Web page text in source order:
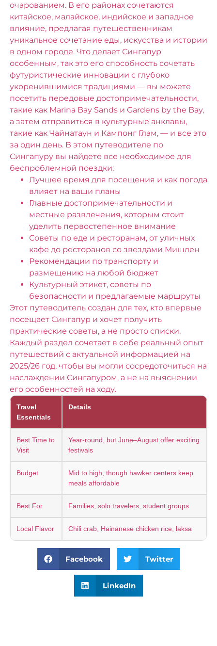
очарованием. В его районах сочетаются
китайское, малайское, индийское и западное
влияние, предлагая путешественникам
уникальное сочетание еды, искусства и истории
в одном городе. Что делает Сингапур
особенным, так это его способность сочетать
футуристические инновации с глубоко
укоренившимися традициями — вы можете
посетить передовые достопримечательности,
такие как Marina Bay Sands и Gardens by the Bay,
а затем отправиться в культурные анклавы,
такие как Чайнатаун ​​и Кампонг Глам, — и все это
за один день. В этом путеводителе по
Сингапуру вы найдете все необходимое для
беспроблемной поездки:
Лучшее время для посещения и как погода
влияет на ваши планы
Главные достопримечательности и
местные развлечения, которым стоит
уделить первостепенное внимание
Советы по еде и ресторанам, от уличных
кафе до ресторанов со звездами Мишлен
Рекомендации по транспорту и
размещению на любой бюджет
Культурный этикет, советы по
безопасности и предлагаемые маршруты
Этот путеводитель создан для тех, кто впервые
посещает Сингапур и хочет получить
практические советы, а не просто списки.
Каждый раздел сочетает в себе реальный опыт
путешествий с актуальной информацией на
2025/26 год, чтобы вы могли сосредоточиться на
наслаждении Сингапуром, а не на выяснении
его особенностей на ходу.
Travel
Essentials
Details
Best Time to
Visit
Year-round, but June–August offer exciting
festivals
Budget
Mid to high, though hawker centers keep
meals affordable
Best For Families, solo travelers, student groups
Local Flavor Chili crab, Hainanese chicken rice, laksa
Facebook Twitter
LinkedIn